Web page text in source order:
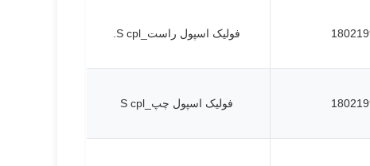
فولیک اسپول راست_S cpl.
فولیک اسپول چپ_S cpl